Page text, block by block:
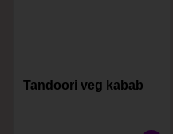
Tandoori veg kabab